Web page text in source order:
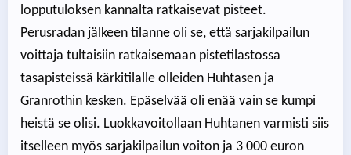
lopputuloksen kannalta ratkaisevat pisteet.
Perusradan jälkeen tilanne oli se, että sarjakilpailun
voittaja tultaisiin ratkaisemaan pistetilastossa
tasapisteissä kärkitilalle olleiden Huhtasen ja
Granrothin kesken. Epäselvää oli enää vain se kumpi
heistä se olisi. Luokkavoitollaan Huhtanen varmisti siis
itselleen myös sarjakilpailun voiton ja 3 000 euron